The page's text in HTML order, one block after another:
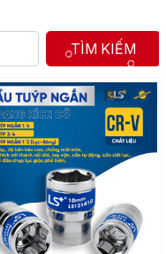
TÌM KIẾM